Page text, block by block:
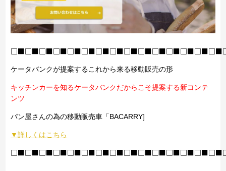
ケータバンクが提案するこれから来る移動販売の形
キッチンカーを知るケータバンクだからこそ提案する新コンテ
ンツ
パン屋さんの為の移動販売車「BACARRY]
▼詳しくはこちら